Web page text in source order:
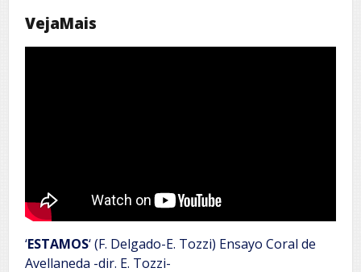
VejaMais
‘ESTAMOS‘ (F. Delgado-E. Tozzi) Ensayo Coral de
Avellaneda -dir. E. Tozzi-